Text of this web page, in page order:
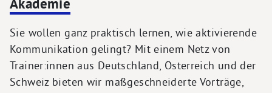
Akademie
Sie wollen ganz praktisch lernen, wie aktivierende
Kommunikation gelingt? Mit einem Netz von
Trainer:innen aus Deutschland, Österreich und der
Schweiz bieten wir maßgeschneiderte Vorträge,